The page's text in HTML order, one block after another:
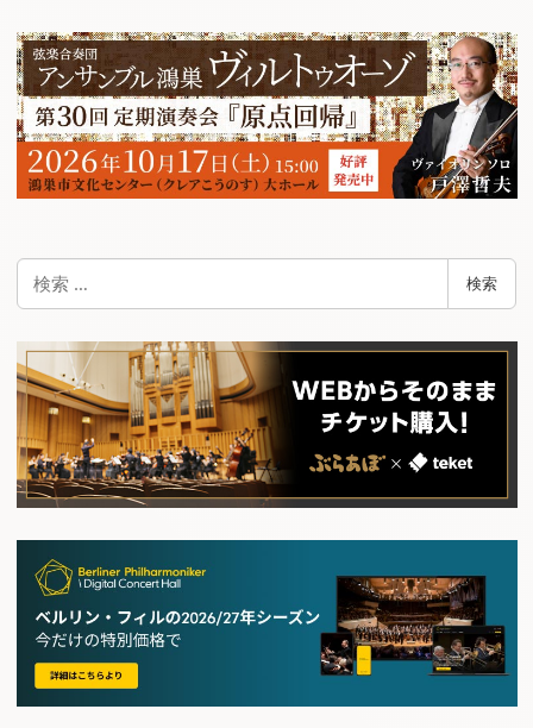
ゲ
ー
シ
ョ
ン
検索